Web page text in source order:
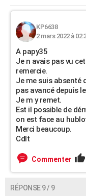
KP6638
2 mars 2022 à
A papy35
Je n avais pas vu
remercie.
Je me suis absenté
pas avancé depuis
Je m y remet.
Est il possible de
on est face au
Merci beaucoup.
Cdlt
Commenter
RÉPONSE 9 / 9